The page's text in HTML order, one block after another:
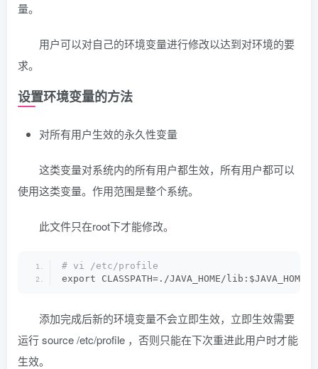
量。
用户可以对自己的环境变量进行修改以达到对环境的要
求。
设置环境变量的方法
对所有用户生效的永久性变量
这类变量对系统内的所有用户都生效，所有用户都可以
使用这类变量。作用范围是整个系统。
此文件只在root下才能修改。
# vi /etc/profile
export CLASSPATH=./JAVA_HOME/
添加完成后新的环境变量不会立即生效，立即生效需要
运行 source /etc/profile ，否则只能在下次重进此用户时才能
生效。